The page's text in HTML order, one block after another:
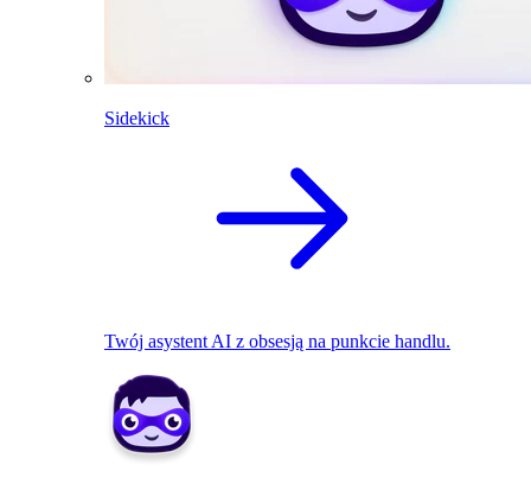
Sidekick
Twój asystent AI z obsesją na punkcie handlu.